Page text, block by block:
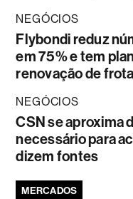
NEGÓCIOS
Flybondi reduz
em 75% e tem
renovação de
NEGÓCIOS
CSN se aproxima
necessário para
dizem fontes
MERCADOS